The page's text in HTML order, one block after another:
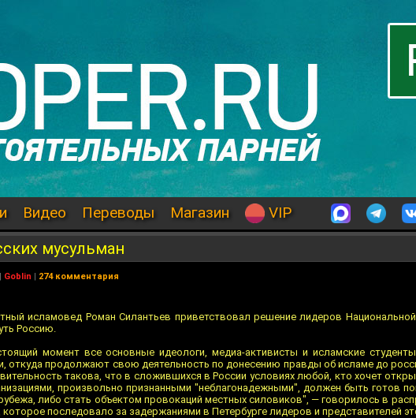
Видео Переводы Магазин VIP
мусульман
Goblin | 274 комментария
исламовед Роман Силантьев приветствовал решение лидеров Национальной
Россию.
момент все основные идеологи, медиа-активисты и исламские
откуда продолжают свою деятельность по донесению правды об исламе до
такова, что в сложившихся в России условиях любой, кто хочет
произвольно признанными "неблагонадежными", должен быть готов
либо стать объектом провокаций местных силовиков", — говорилось в
последовало за задержаниями в Петербурге лидеров и представителей